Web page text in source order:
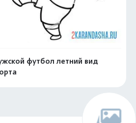
футбол летний вид